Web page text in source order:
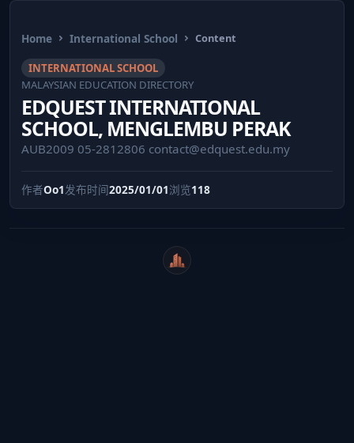
Home International School Content
INTERNATIONAL SCHOOL
MALAYSIAN EDUCATION DIRECTORY
EDQUEST INTERNATIONAL
SCHOOL, MENGLEMBU PERAK
AUB2009 05-2812806 contact@edquest.edu.my
作者Oo1发布时间2025/01/01浏览118
WeiCity